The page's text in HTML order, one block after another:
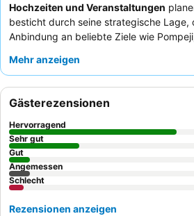
Hochzeiten und Veranstaltungen
besticht durch seine strategische Lage,
Anbindung an beliebte Ziele wie
wunderschöne Poolbereich
loben durchweg die
Professionalität des Personals
Frühstücksbuffet
Süßspeisen. Für ein wirklich
ein Zimmer mit
buchen, um in den unverwechselbaren
Hotels einzutauchen.
Mehr anzeigen
Gästerezensionen
Hervorragend
Sehr gut
Gut
Angemessen
Schlecht
Rezensionen anzeigen